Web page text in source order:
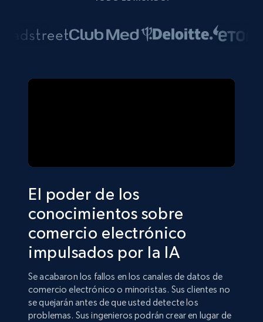
El poder de los
conocimientos sobre
comercio electrónico
impulsados por la IA
Se acabaron los fallos en los canales de datos de
comercio electrónico o minoristas. Sus clientes no
se quejarán antes de que usted detecte los
problemas. Sus ingenieros podrán crear en lugar de